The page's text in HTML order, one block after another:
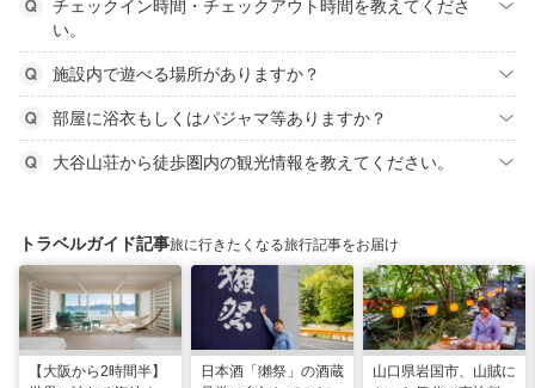
チェックイン時間・チェックアウト時間を教えてくださ
い。
施設内で遊べる場所がありますか？
部屋に浴衣もしくはパジャマ等ありますか？
大谷山荘から徒歩圏内の観光情報を教えてください。
トラベルガイド記事旅に行きたくなる旅行記事をお届け
【大阪から2時間半】
日本酒「獺祭」の酒蔵
山口県岩国市、山賊に